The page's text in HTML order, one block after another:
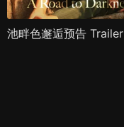
池畔色邂逅预告 Trailer